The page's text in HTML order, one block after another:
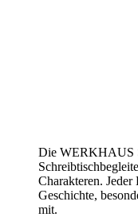
Die WERKHAUS
Charakteren.
Geschichte,
mit.